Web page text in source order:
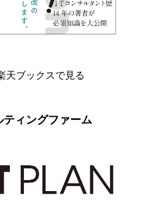
天ブックスで見る
ティングファーム